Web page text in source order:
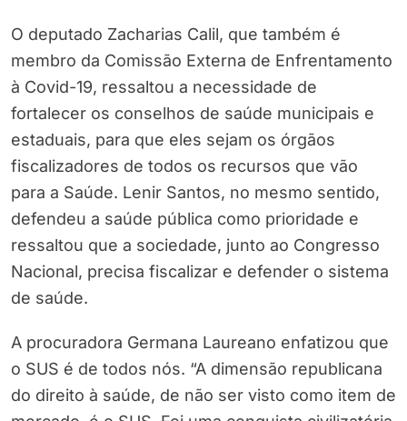
O deputado Zacharias Calil, que também é
membro da Comissão Externa de Enfrentamento
à Covid-19, ressaltou a necessidade de
fortalecer os conselhos de saúde municipais e
estaduais, para que eles sejam os órgãos
fiscalizadores de todos os recursos que vão
para a Saúde. Lenir Santos, no mesmo sentido,
defendeu a saúde pública como prioridade e
ressaltou que a sociedade, junto ao Congresso
Nacional, precisa fiscalizar e defender o sistema
de saúde.
A procuradora Germana Laureano enfatizou que
o SUS é de todos nós. “A dimensão republicana
do direito à saúde, de não ser visto como item de